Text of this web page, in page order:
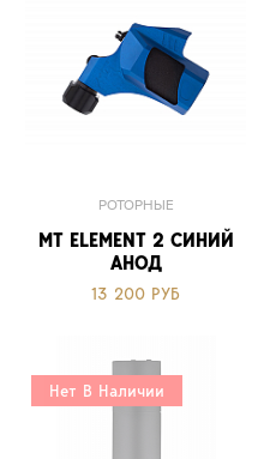
РОТОРНЫЕ
MT ELEMENT 2 СИНИЙ
АНОД
13 200 РУБ
Нет В Наличии